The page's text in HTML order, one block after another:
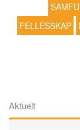
FELLESSKAP
Aktuelt